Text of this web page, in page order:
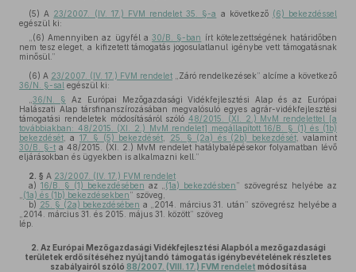
(5) A 23/2007. (IV. 17.) FVM rendelet 35. §-a a következő (6) bekezdéssel
egészül ki:
„(6) Amennyiben az ügyfél a30/B. §-ban írt kötelezettségének határidőben
nem tesz eleget, a kifizetett támogatás jogosulatlanul igénybe vett támogatásnak
minősül.”
(6) A 23/2007. (IV. 17.) FVM rendelet „Záró rendelkezések” alcíme a következő
36/N. §-sal egészül ki:
36/N. § Az Európai Mezőgazdasági Vidékfejlesztési Alap és az Európai
Halászati Alap társfinanszírozásában megvalósuló egyes agrár-vidékfejlesztési
támogatási rendeletek módosításáról szóló48/2015. (XI. 2.) MvM rendelettel [a
továbbiakban: 48/2015. (XI. 2.) MvM rendelet] megállapított 16/B. § (1) és (1b)
bekezdését , a 17. § (5) bekezdését 25. § (2a) és (2b) bekezdését, valamint
30/B. §-t a 48/2015. (XI. 2.) MvM rendelet hatálybalépésekor folyamatban lévő
eljárásokban és ügyekben is alkalmazni kell.”
2. § A 23/2007. (IV. 17.) FVM rendelet
a) 16/B. § (1) bekezdésében az „ (1a) bekezdésben” szövegrész helyébe az
(1a) és (1b) bekezdésekben” szöveg,
b) 25. § (2a) bekezdésében a „2014. március 31. után” szövegrész helyébe a
„2014. március 31. és 2015. május 31. között” szöveg
lép.
2. Az Európai Mezőgazdasági Vidékfejlesztési Alapból a mezőgazdasági
területek erdősítéséhez nyújtandó támogatás igénybevételének részletes
szabályairól szóló 88/2007. (VIII. 17.) FVM rendelet módosítása